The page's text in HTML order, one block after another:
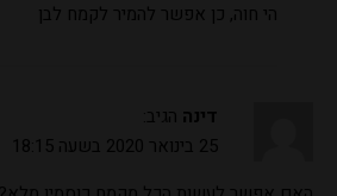
הי חוה, כן אפשר להמיר לקמח לבן
דינה הגיב:
25 בינואר 2020 בשעה 18:15